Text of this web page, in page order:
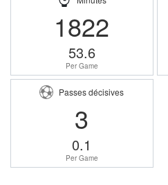
1822
53.6
Per Game
Passes décisives
3
0.1
Per Game